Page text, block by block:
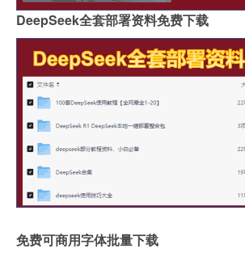
DeepSeek全套部署资料免费下载
免费可商用字体批量下载